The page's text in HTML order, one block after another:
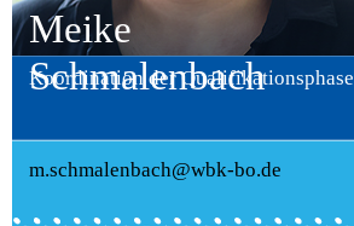
Meike
Schmalenbach
Koordination der Qualifikationsphase
m.schmalenbach@wbk-bo.de